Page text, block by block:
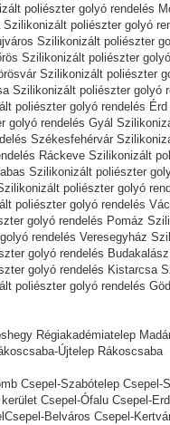
poliészter golyó rendelés
poliészter golyó
Szilikonizált poliészter
Szilikonizált poliészter
Szilikonizált poliészter
Szilikonizált poliészter golyó
poliészter golyó rendelés
golyó rendelés Gyál
Székesfehérvár
Ráckeve Szilikonizált
Szilikonizált poliészter
poliészter golyó
poliészter golyó rendelés
golyó rendelés Pomáz
rendelés Veresegyház
golyó rendelés
golyó rendelés Kistarcsa
poliészter golyó rendelés
Régiakadémiatelep
Újtelep Rákoscsaba
Csepel-Szabótelep Csepel-
Csepel-Ófalu Csepel-
Belváros Csepel-